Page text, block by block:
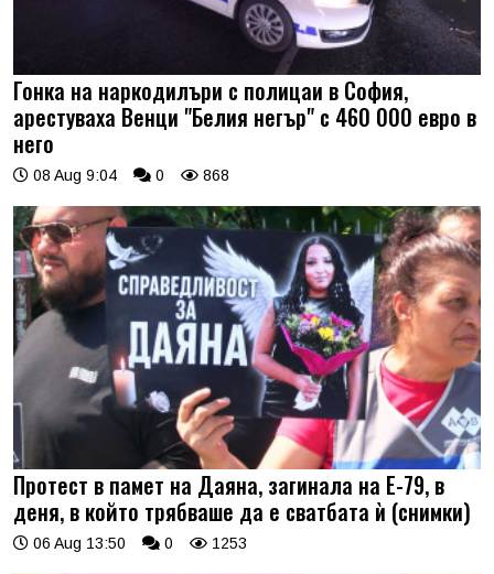
Гонка на наркодилъри с полицаи в София,
арестуваха Венци "Белия негър" с 460 000 евро в
него
08 Aug 9:04 0 868
Протест в памет на Даяна, загинала на Е-79, в
деня, в който трябваше да е сватбата ѝ (снимки)
06 Aug 13:50 0 1253